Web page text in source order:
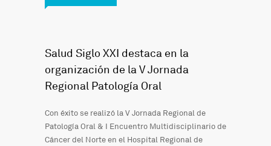
Salud Siglo XXI destaca en la
organización de la V Jornada
Regional Patología Oral
Con éxito se realizó la V Jornada Regional de
Patología Oral & I Encuentro Multidisciplinario de
Cáncer del Norte en el Hospital Regional de